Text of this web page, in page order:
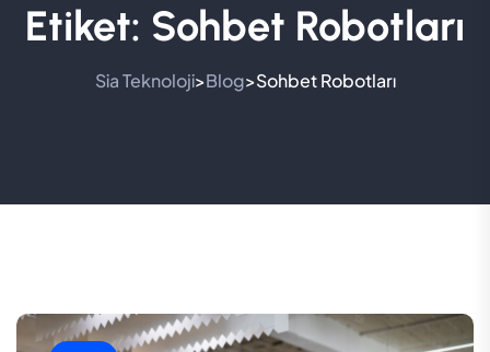
Etiket: Sohbet Robotları
Sia Teknoloji>Blog>Sohbet Robotları